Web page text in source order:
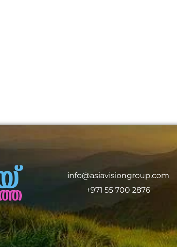
info@asiavisiongroup.com
+971 55 700 2876